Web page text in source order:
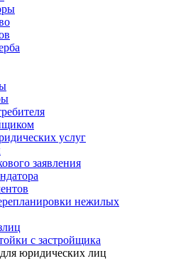
услуг
заявления
нежилых
с застройщика
юридических лиц